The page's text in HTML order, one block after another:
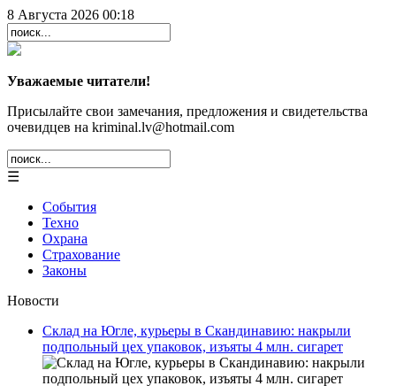
8 Августа 2026 00:18
Уважаемые читатели!
Присылайте свои замечания, предложения и свидетельства
очевидцев на kriminal.lv@hotmail.com
☰
События
Техно
Охрана
Страхование
Законы
Новости
Склад на Югле, курьеры в Скандинавию: накрыли
подпольный цех упаковок, изъяты 4 млн. сигарет